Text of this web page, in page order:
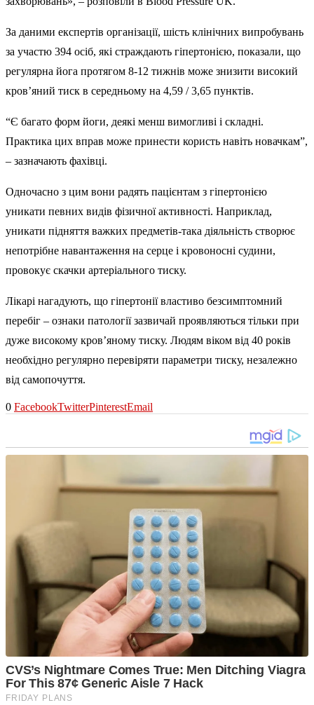
За даними експертів організації, шість клінічних випробувань
за участю 394 осіб, які страждають гіпертонією, показали, що
регулярна йога протягом 8-12 тижнів може знизити високий
кров’яний тиск в середньому на 4,59 / 3,65 пунктів.
“Є багато форм йоги, деякі менш вимогливі і складні.
Практика цих вправ може принести користь навіть новачкам”,
– зазначають фахівці.
Одночасно з цим вони радять пацієнтам з гіпертонією
уникати певних видів фізичної активності. Наприклад,
уникати підняття важких предметів-така діяльність створює
непотрібне навантаження на серце і кровоносні судини,
провокує скачки артеріального тиску.
Лікарі нагадують, що гіпертонії властиво безсимптомний
перебіг – ознаки патології зазвичай проявляються тільки при
дуже високому кров’яному тиску. Людям віком від 40 років
необхідно регулярно перевіряти параметри тиску, незалежно
від самопочуття.
0 FacebookTwitterPinterestEmail